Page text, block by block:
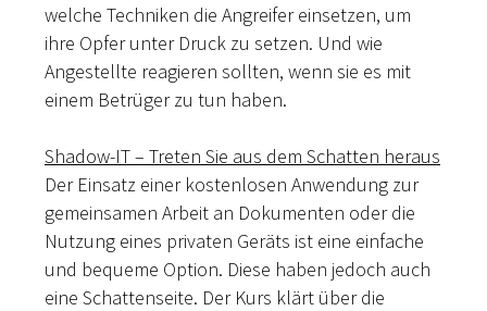
welche Techniken die Angreifer einsetzen, um
ihre Opfer unter Druck zu setzen. Und wie
Angestellte reagieren sollten, wenn sie es mit
einem Betrüger zu tun haben.
Shadow-IT – Treten Sie aus dem Schatten heraus
Der Einsatz einer kostenlosen Anwendung zur
gemeinsamen Arbeit an Dokumenten oder die
Nutzung eines privaten Geräts ist eine einfache
und bequeme Option. Diese haben jedoch auch
eine Schattenseite. Der Kurs klärt über die